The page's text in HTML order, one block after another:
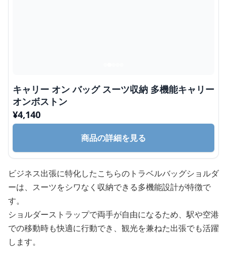
キャリー オン バッグ スーツ収納 多機能キャリー
オンボストン
¥4,140
商品の詳細を見る
ビジネス出張に特化したこちらのトラベルバッグショルダ
ーは、スーツをシワなく収納できる多機能設計が特徴で
す。
ショルダーストラップで両手が自由になるため、駅や空港
での移動時も快適に行動でき、観光を兼ねた出張でも活躍
します。